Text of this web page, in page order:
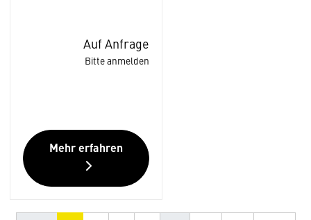
Auf Anfrage
Bitte anmelden
Mehr erfahren